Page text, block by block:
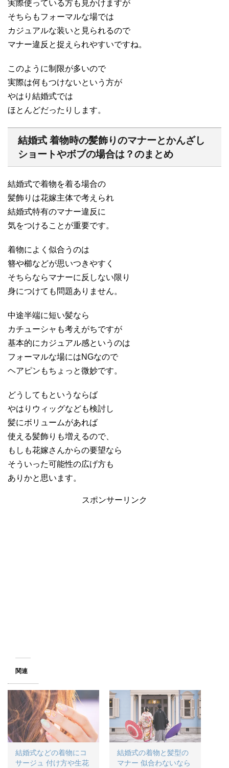
実際使っている方も見かけますが
そちらもフォーマルな場では
カジュアルな装いと見られるので
マナー違反と捉えられやすいですね。
このように制限が多いので
実際は何もつけないという方が
やはり結婚式では
ほとんどだったりします。
結婚式 着物時の髪飾りのマナーとかんざし
ショートやボブの場合は？のまとめ
結婚式で着物を着る場合の
髪飾りは花嫁主体で考えられ
結婚式特有のマナー違反に
気をつけることが重要です。
着物によく似合うのは
簪や櫛などが思いつきやすく
そちらならマナーに反しない限り
身につけても問題ありません。
中途半端に短い髪なら
カチューシャも考えがちですが
基本的にカジュアル感というのは
フォーマルな場にはNGなので
ヘアピンもちょっと微妙です。
どうしてもというならば
やはりウィッグなども検討し
髪にボリュームがあれば
使える髪飾りも増えるので、
もしも花嫁さんからの要望なら
そういった可能性の広げ方も
ありかと思います。
スポンサーリンク
関連
結婚式などの着物にコ
サージュ 付け方や生花
結婚式の着物と髪型の
マナー 似合わないなら